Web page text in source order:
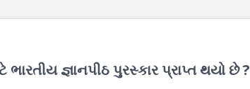
જ્ઞાનપીઠ પુરસ્કાર પ્રાપ્ત થયો છે ?